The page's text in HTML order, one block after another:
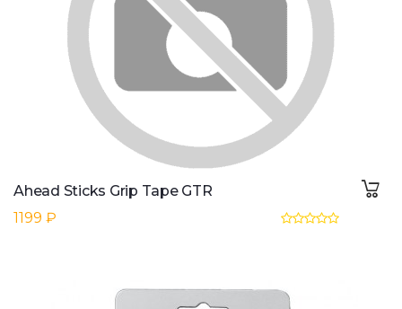
Ahead Sticks Grip Tape GTR
1199 ₽